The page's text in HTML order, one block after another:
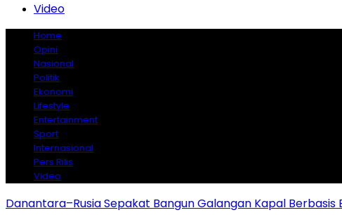
Video
Home
Opini
Nasional
Politik
Ekonomi
Lifestyle
Entertainment
Sport
Internasional
Pers Rilis
Video
Danantara–Rusia Sepakat Bangun Galangan Kapal Berbasis